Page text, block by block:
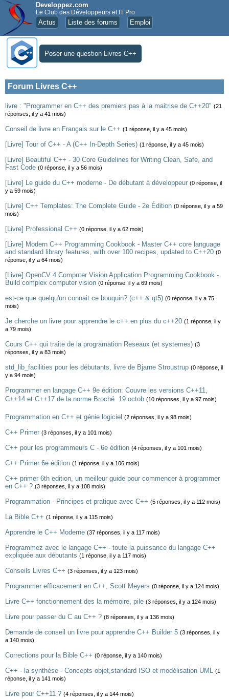
Developpez.com
Le Club des Développeurs et IT Pro
Actus Liste des forums Emploi
Poser une question Livres C++
Forum Livres C++
livre : "Programmer en C++ des premiers pas à la maitrise de C++20" (21
réponses, il y a 41 mois)
Conseil de livre en Français sur le C++ (1 réponse, il y a 45 mois)
[Livre] Tour of C++ - A (C++ In-Depth Series) (1 réponse, il y a 45 mois)
[Livre] Beautiful C++ - 30 Core Guidelines for Writing Clean, Safe, and
Fast Code (0 réponse, il y a 56 mois)
[Livre] Le guide du C++ moderne - De débutant à développeur (0 réponse, il
y a 59 mois)
[Livre] C++ Templates: The Complete Guide - 2e Édition (0 réponse, il y a 59
mois)
[Livre] Professional C++ (0 réponse, il y a 62 mois)
[Livre] Modern C++ Programming Cookbook - Master C++ core language
and standard library features, with over 100 recipes, updated to C++20 (0
réponse, il y a 64 mois)
[Livre] OpenCV 4 Computer Vision Application Programming Cookbook -
Build complex computer vision (0 réponse, il y a 69 mois)
est-ce que quelqu'un connait ce bouquin? (c++ & qt5) (0 réponse, il y a 75
mois)
Je cherche un livre pour apprendre le c++ en plus du c++20 (1 réponse, il y
a 79 mois)
Cours C++ qui traite de la programation Reseaux (et systemes) (3
réponses, il y a 83 mois)
std_lib_facilities pour les débutants, livre de Bjarne Stroustrup (0 réponse, il
y a 94 mois)
Programmer en langage C++ 9e édition: Couvre les versions C++11,
C++14 et C++17 de la norme Broché  19 octob (10 réponses, il y a 97 mois)
Programmation en C++ et génie logiciel (2 réponses, il y a 98 mois)
C++ Primer (3 réponses, il y a 101 mois)
C++ pour les programmeurs C - 6e édition (4 réponses, il y a 101 mois)
C++ Primer 6e édition (1 réponse, il y a 106 mois)
C++ primer 6th edition, un meilleur guide pour commencer à programmer
en C++ ? (3 réponses, il y a 108 mois)
Programmation - Principes et pratique avec C++ (5 réponses, il y a 112 mois)
La Bible C++ (1 réponse, il y a 115 mois)
Apprendre le C++ Moderne (37 réponses, il y a 117 mois)
Programmez avec le langage C++ - toute la puissance du langage C++
expliquée aux débutants (1 réponse, il y a 117 mois)
Conseils Livres C++ (3 réponses, il y a 123 mois)
Programmer efficacement en C++, Scott Meyers (0 réponse, il y a 124 mois)
Livre C++ fonctionnement des la mémoire, pile (3 réponses, il y a 124 mois)
Livre pour passer du C au C++ ? (8 réponses, il y a 136 mois)
Demande de conseil un livre pour apprendre C++ Builder 5 (3 réponses, il y
a 140 mois)
Corrections pour la Bible C++ (0 réponse, il y a 140 mois)
C++ - la synthèse - Concepts objet,standard ISO et modélisation UML (1
réponse, il y a 141 mois)
Livre pour C++11 ? (4 réponses, il y a 144 mois)